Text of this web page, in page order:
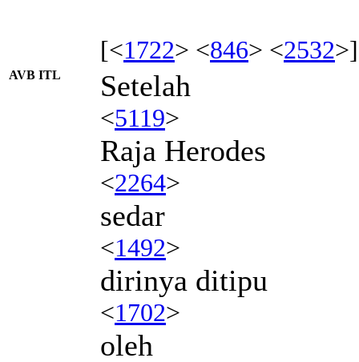
[<1722> <846> <2532>]
AVB ITL Setelah
<5119>
Raja Herodes
<2264>
sedar
<1492>
dirinya ditipu
<1702>
oleh